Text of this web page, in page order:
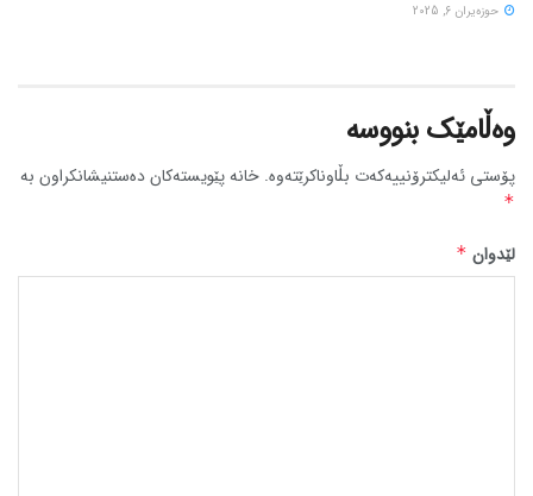
حوزه‌یران 6, 2025
وەڵامێک بنووسە
پۆستی ئەلیکترۆنییەکەت بڵاوناکرێتەوە. خانە پێویستەکان دەستنیشانکراون بە
*
لێدوان *